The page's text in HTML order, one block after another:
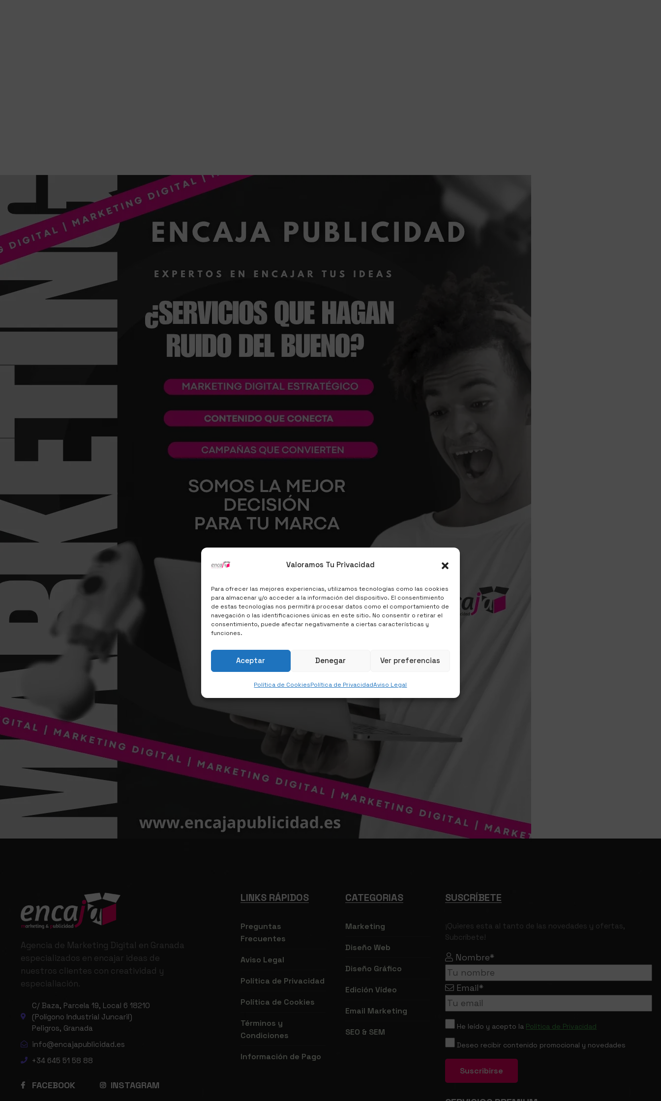
Valoramos Tu Privacidad
Para ofrecer las mejores experiencias, utilizamos tecnologías como las cookies
para almacenar y/o acceder a la información del dispositivo. El consentimiento
de estas tecnologías nos permitirá procesar datos como el comportamiento de
navegación o las identificaciones únicas en este sitio. No consentir o retirar el
consentimiento, puede afectar negativamente a ciertas características y
funciones.
Aceptar Denegar Ver preferencias
Política de CookiesPolítica de PrivacidadAviso Legal
Agencia de Marketing Digital en Granada
especializados en encajar ideas de
nuestros clientes con creatividad y
especialiación.
C/ Baza, Parcela 19, Local 6 18210
(Polígono Industrial Juncaril)
Peligros, Granada
info@encajapublicidad.es
+34 645 51 58 88
FACEBOOK INSTAGRAM
LINKS RÁPIDOS
Preguntas
Frecuentes
Aviso Legal
Política de Privacidad
Política de Cookies
Términos y
Condiciones
Información de Pago
CATEGORIAS
Marketing
Diseño Web
Diseño Gráfico
Edición Vídeo
Email Marketing
SEO & SEM
SUSCRÍBETE
¡Quieres esta al tanto de las novedades y ofertas,
Subcríbete!
Nombre*
Email*
He leído y acepto la Política de Privacidad
Deseo recibir contenido promocional y novedades